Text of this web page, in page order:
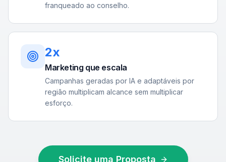
franqueado ao conselho.
2x
Marketing que escala
Campanhas geradas por IA e adaptáveis por
região multiplicam alcance sem multiplicar
esforço.
Solicite uma Proposta